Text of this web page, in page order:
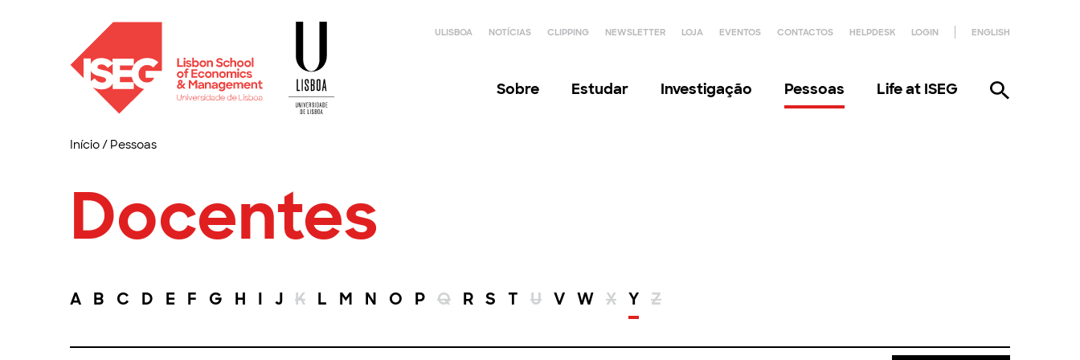
ULISBOA NOTÍCIAS CLIPPING NEWSLETTER LOJA EVENTOS CONTACTOS HELPDESK LOGIN ENGLISH
Sobre Estudar Investigação Pessoas Life at ISEG
Início/ Pessoas
Docentes
A B C D E F G H I J K L M N O P Q R S T U V W X Y Z